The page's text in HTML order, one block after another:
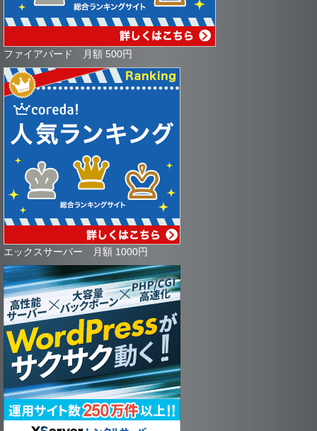
ファイアバード 月額 500円
エックスサーバー 月額 1000円